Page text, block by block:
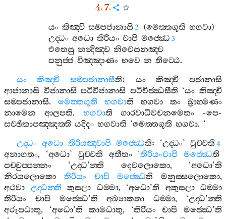
4. 7.
යං කිඤ‍්චි සම‍්පජානාසි2 (මෙත‍්තගූති භගවා)
උද‍්ධං අධො තිරියං චාපි මජ‍්ඣෙ 3
එතෙසු නන්‍දිඤ‍්ච නිවෙසනඤ‍්ච
පනුජ‍්ජ විඤ‍්ඤාණං භවෙ න තිට‍්ඨෙ.
යං
කිඤ‍්චි සම‍්පජානාසීති: යං කිඤ‍්චි
පජානාසි
ආජානාසි විජානාසි පටිවිජානාසි පටිවිජ‍්ඣසීති ‘යං කිඤ‍්චි
සම‍්පජානාසි. මෙත‍්තගූති භගවාති භගවා තං
බ්‍රාහ‍්මණං
නාමෙන
ආලපති. භගවාති ගාරවාධිවචනමෙතං -පෙ-
සච‍්ඡිකාපඤ‍්ඤත‍්ති යදිදං භගවාති ‘මෙත‍්තගූති භගවා. ‘
උද‍්ධං අධො තිරියඤ‍්චාපි මජ‍්ඣෙති: ‘උද‍්ධං’වුච‍්චති 4
අනාගතං, ‘අධො’ වුච‍්චති අතීතං ‘තිරියංචාපි මජ‍්ඣෙති
පච‍්චුප‍්පන‍්නං ‘උද‍්ධ’න‍්ති දෙවලොකො, ‘අධො’ති
නිරයලොකො
තිරියං චාපි මජ‍්ඣෙති මනුස‍්සලොකො,
අථවා
උද‍්ධන‍්ති කුසලා ධම‍්මා, ‘අධො’ති අකුසලා
ධම‍්මා
තිරියං
චාපි මජ‍්ඣෙ’ති අබ්‍යාකතා ධම‍්මා, ‘උද‍්ධ’න‍්ති
අරූපධාතු, ‘අධො’ති කාමධාතු, ‘තිරියං චාපි මජ‍්ඣෙ’ති